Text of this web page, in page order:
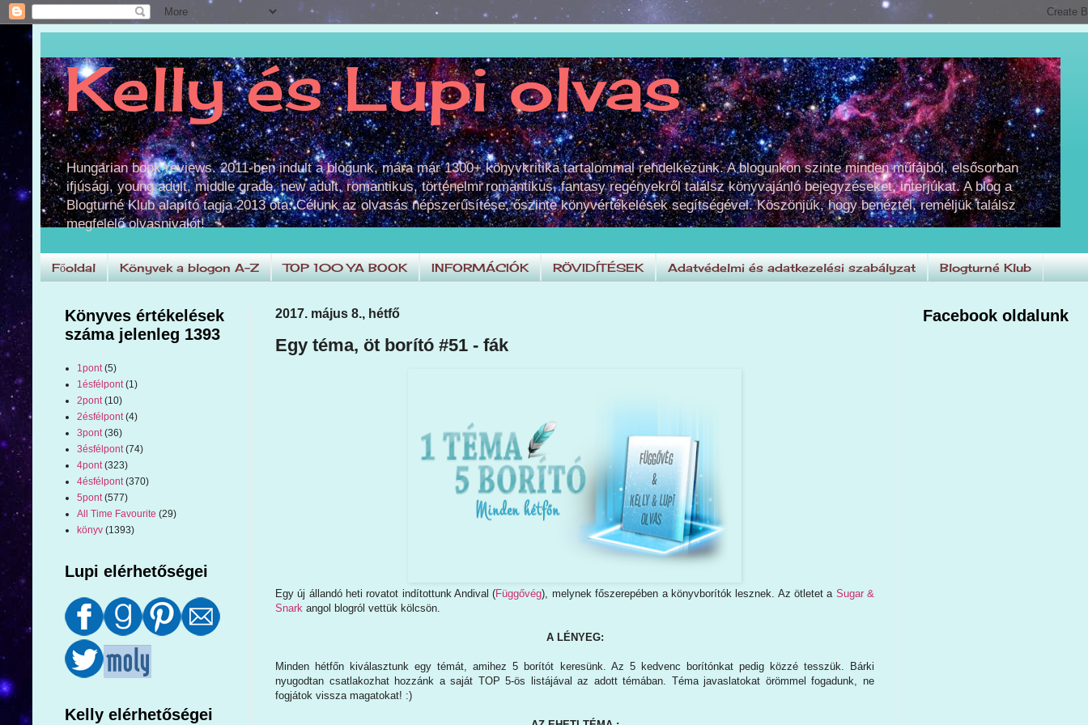
Kelly és Lupi olvas
Hungarian book reviews. 2011-ben indult a blogunk, mára már 1300+ könyvkritika tartalommal rendelkezünk. A blogunkon szinte minden műfajból, elsősorban
ifjúsági, young adult, middle grade, new adult, romantikus, történelmi romantikus, fantasy regényekről találsz könyvajánló bejegyzéseket, interjúkat. A blog a
Blogturné Klub alapító tagja 2013 óta. Célunk az olvasás népszerűsítése, őszinte könyvértékelések segítségével. Köszönjük, hogy benéztél, reméljük találsz
megfelelő olvasnivalót!
Főoldal Könyvek a blogon A-Z TOP 100 YA BOOK INFORMÁCIÓK RÖVIDÍTÉSEK Adatvédelmi és adatkezelési szabályzat Blogturné Klub
2017. május 8., hétfő
Egy téma, öt borító #51 - fák
Egy új állandó heti rovatot indítottunk Andival (Függővég), melynek főszerepében a könyvborítók lesznek. Az ötletet a Sugar &
Snark angol blogról vettük kölcsön.
A LÉNYEG:
Minden hétfőn kiválasztunk egy témát, amihez 5 borítót keresünk. Az 5 kedvenc borítónkat pedig közzé tesszük. Bárki
nyugodtan csatlakozhat hozzánk a saját TOP 5-ös listájával az adott témában. Téma javaslatokat örömmel fogadunk, ne
fogjátok vissza magatokat! :)
Könyves értékelések
száma jelenleg 1393
1pont (5)
1ésfélpont (1)
2pont (10)
2ésfélpont (4)
3pont (36)
3ésfélpont (74)
4pont (323)
4ésfélpont (370)
5pont (577)
All Time Favourite (29)
könyv (1393)
Lupi elérhetőségei
Kelly elérhetőségei
Facebook oldalunk